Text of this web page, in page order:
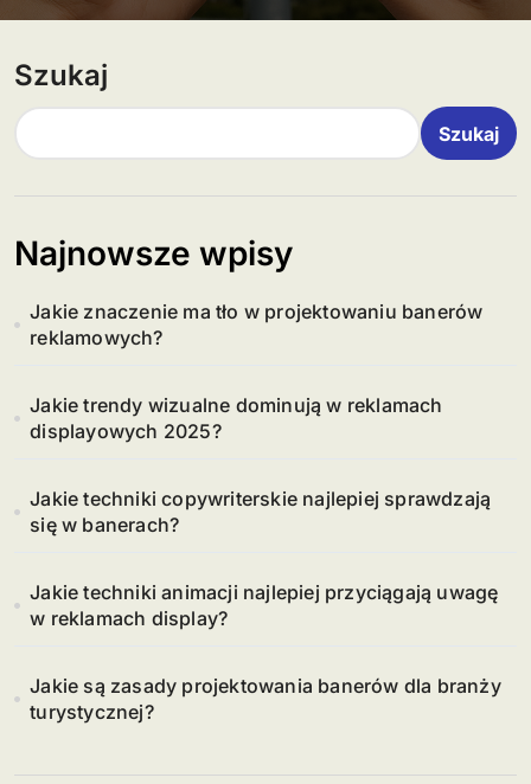
Szukaj
Szukaj
Najnowsze wpisy
Jakie znaczenie ma tło w projektowaniu banerów
reklamowych?
Jakie trendy wizualne dominują w reklamach
displayowych 2025?
Jakie techniki copywriterskie najlepiej sprawdzają
się w banerach?
Jakie techniki animacji najlepiej przyciągają uwagę
w reklamach display?
Jakie są zasady projektowania banerów dla branży
turystycznej?